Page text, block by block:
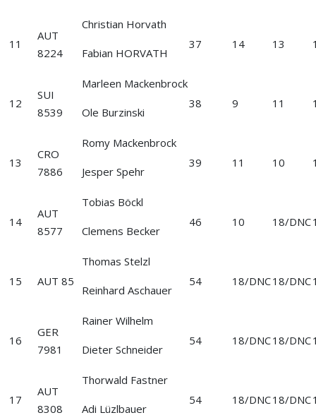
11
AUT
8224
Christian Horvath
Fabian HORVATH
37 14 13
12
SUI
8539
Marleen Mackenbrock
Ole Burzinski
38 9 11
13
CRO
7886
Romy Mackenbrock
Jesper Spehr
39 11 10
14
AUT
8577
Tobias Böckl
Clemens Becker
46 10 18/DNC
15 AUT 85
Thomas Stelzl
Reinhard Aschauer
54 18/DNC18/DNC
16
GER
7981
Rainer Wilhelm
Dieter Schneider
54 18/DNC18/DNC
17
AUT
8308
Thorwald Fastner
Adi Lüzlbauer
54 18/DNC18/DNC